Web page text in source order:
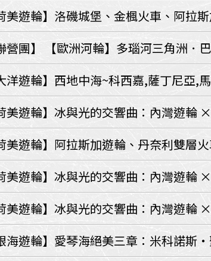
日本頂級飛鳥-花火節
日本環航
中國
北疆 青藏鐵路
韓國
首爾‧華城
楓紅雪嶽南怡島
東南亞
泰國MiniTour 富國島
中
中
不
中
海
土
沙
科
澳
紐
大
美遊輪】洛磯城堡、金楓火車、阿拉
營團】 【歐洲河輪】多瑙河三角洲．
洋遊輪】西地中海~科西嘉,薩丁尼亞,
美遊輪】冰與光的交響曲：內灣遊輪
美遊輪】阿拉斯加遊輪、丹奈利雙層
美遊輪】冰與光的交響曲：內灣遊輪
美遊輪】冰與光的交響曲：內灣遊輪
海遊輪】愛琴海絕美三章：米科諾斯